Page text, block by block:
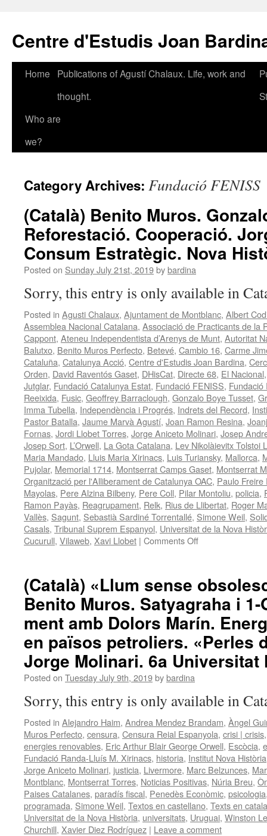
content
Centre d'Estudis Joan
Home
Publications of Agustí Chalaux. Life, work and
thought.
Who are
we?
Category Archives: Fundació FENISS
(Català) Benito Muros.
Reforestació. Cooperació.
Consum Estratègic. Nova
Posted on Sunday July 21st, 2019bybardina
Sorry, this entry is only available in
Posted in Agusti Chalaux, Ajuntament de Montblanc, Albert
Assemblea Nacional Catalana, Associació de Practicants de la
Cappont, Ateneu Independentista d’Arenys de Munt, Autoritat
Balutxo, Benito Muros Perfecto, Betevé, Cambio 16, Carme
Cataluña, Catalunya Acció, Centre d'Estudis Joan Bardina,
Orden, David Raventós Gaset, DHisCat, Directe 68, El Nacional
Jutglar, Fundació Catalunya Estat, Fundació FENISS,
Reeixida, Fusic, Geoffrey Barraclough, Gonzalo Boye Tusset,
Imma Tubella, Independència i Progrés, Indrets del Record,
Pastor Batalla, Jaume Marvà Agustí, Joan Ramon Resina,
Fornas, Jordi Llobet Torres, Jorge Aniceto Molinari, Josep
Josep Sort, L’Orwell, La Gota Catalana, Lev Nikolàievitx Tolstoi
Maria Mandado, Lluis Maria Xirinacs, Luis Turiansky, Mallorca,
Pujolar, Memorial 1714, Montserrat Camps Gaset, Montserrat
Organització per l'Alliberament de Catalunya OAC, Paulo Freire
Mayolas, Pere Alzina Bilbeny, Pere Coll, Pilar Montoliu, policia,
Ramon Payàs, Reagrupament, Relk, Rius de Llibertat, Roger
Vallès, Sagunt, Sebastià Sardiné Torrentallé, Simone Weil,
Casals, Tribunal Suprem Espanyol, Universitat de la Nova
Cucurull, Vilaweb, Xavi Llobet | Comments Offon
Gonzalo
Boye.
Reforestació.
Cooperació.
Jorge
Molinari.
Consum
Estratègic.
Història.
(Català) «Llum sense
Benito Muros. Satyagraha i
ment amb Dolors Marín.
en països petroliers. «Perles
Jorge Molinari. 6a Universitat
Posted on Tuesday July 9th, 2019bybardina
Sorry, this entry is only available in
Posted in Alejandro Haim, Andrea Mendez Brandam, Àngel
Muros Perfecto, censura, Censura Reial Espanyola, crisi | crisis
energies renovables, Eric Arthur Blair George Orwell, Escòcia,
Fundació Randa-Lluís M. Xirinacs, historia, Institut Nova Història
Jorge Aniceto Molinari, justicia, Livermore, Marc Belzunces,
Montblanc, Montserrat Torres, Noticias Positivas, Núria Breu,
Paises Catalanes, paradís fiscal, Penedès Econòmic, psicologia
programada, Simone Weil, Textos en castellano, Texts en catala
Universitat de la Nova Història, universitats, Uruguai, Winston
Churchill, Xavier Diez Rodríguez | Leave a comment